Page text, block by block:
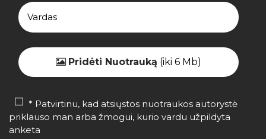
Pridėti Nuotrauką (iki 6 Mb)
* Patvirtinu, kad atsiųstos nuotraukos autorystė
priklauso man arba žmogui, kurio vardu užpildyta
anketa